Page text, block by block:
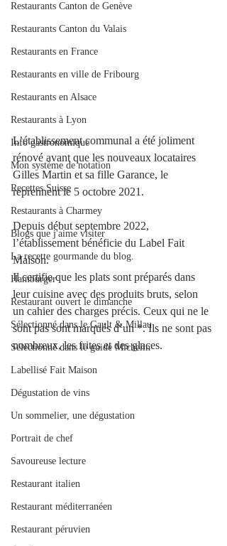
Restaurants Canton de Genève
Restaurants Canton du Valais
Restaurants en France
Restaurants en ville de Fribourg
Restaurants en Alsace
Restaurants à Lyon
Info gastronomique
Mon système de notation
Recettes Suisse
Restaurants à Charmey
Blogs que j'aime visiter
La recette gourmande du blog.
Hamburger
Restaurant ouvert le dimanche
Sélectionné dans le Gault & Millau
Sélectionné dans le guide Michelin
Labellisé Fait Maison
Dégustation de vins
Un sommelier, une dégustation
Portrait de chef
Savoureuse lecture
Restaurant italien
Restaurant méditerranéen
Restaurant péruvien
L’établissement communal a été joliment
rénové avant que les nouveaux locataires
Gilles Martin et sa fille Garance, le
reprennent le 5 octobre 2021.
Depuis début septembre 2022,
l’établissement bénéficie du Label Fait
Maison.
Il certifie que les plats sont préparés dans
leur cuisine avec des produits bruts, selon
un cahier des charges précis. Ceux qui ne le
sont pas sont marqués d’un *. Ils ne sont pas
nombreux, les frites et des glaces.